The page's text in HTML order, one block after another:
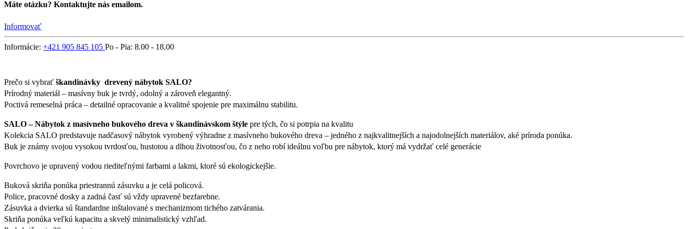
Máte otázku? Kontaktujte nás emailom.
Informovať
Informácie: +421 905 845 105 Po - Pia: 8.00 - 18.00
Prečo si vybrať škandinávky drevený nábytok SALO?
Prírodný materiál – masívny buk je tvrdý, odolný a zároveň elegantný.
Poctivá remeselná práca – detailné opracovanie a kvalitné spojenie pre maximálnu stabilitu.
SALO – Nábytok z masívneho bukového dreva v škandinávskom štýle pre tých, čo si potrpia na kvalitu
Kolekcia SALO predstavuje nadčasový nábytok vyrobený výhradne z masívneho bukového dreva – jedného z najkvalitnejších a najodolnejších materiálov, aké príroda ponúka.
Buk je známy svojou vysokou tvrdosťou, hustotou a dlhou životnosťou, čo z neho robí ideálnu voľbu pre nábytok, ktorý má vydržať celé generácie
Povrchovo je upravený vodou riediteľnými farbami a lakmi, ktoré sú ekologickejšie.
Buková skriňa ponúka priestrannú zásuvku a je celá policová.
Police, pracovné dosky a zadná časť sú vždy upravené bezfarebne.
Zásuvka a dvierka sú štandardne inštalované s mechanizmom tichého zatvárania.
Skriňa ponúka veľkú kapacitu a skvelý minimalistický vzhľad.